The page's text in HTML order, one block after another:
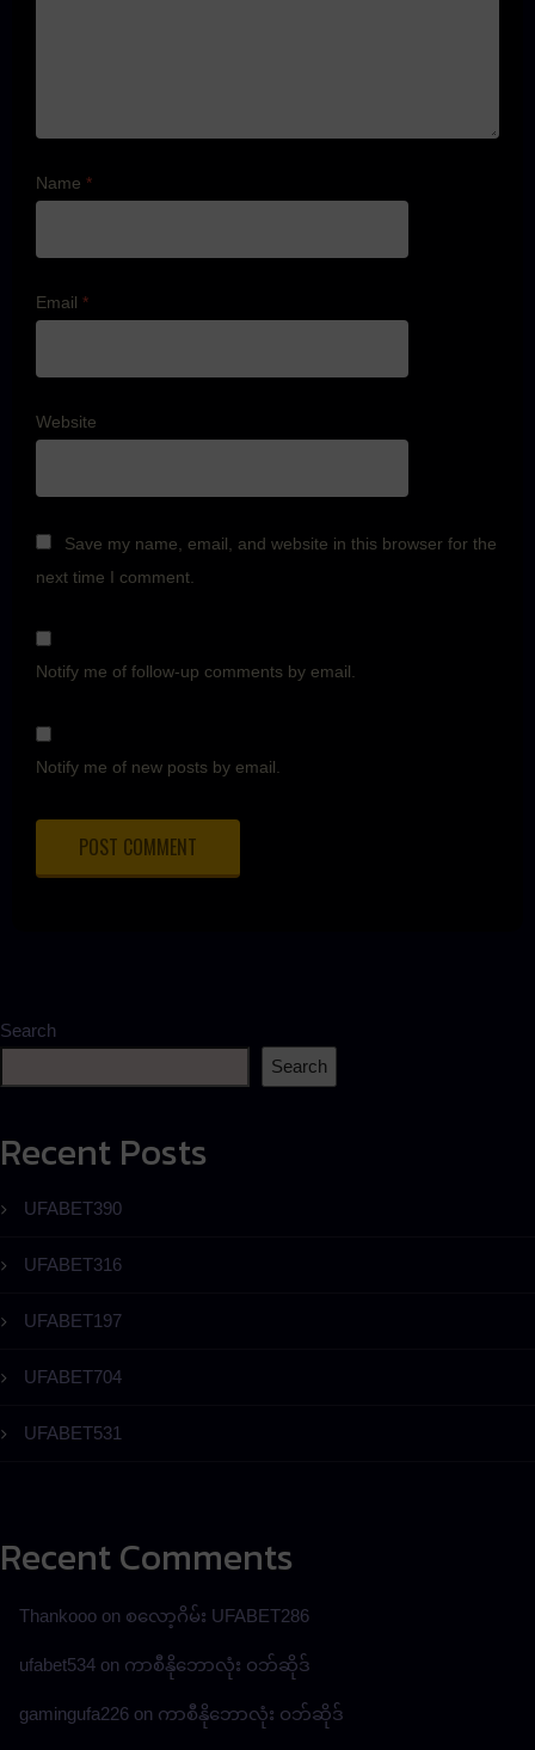
Name *
Email *
Website
Save my name, email, and website in this browser for the
next time I comment.
Notify me of follow-up comments by email.
Notify me of new posts by email.
Search
Search
Recent Posts
UFABET390
UFABET316
UFABET197
UFABET704
UFABET531
Recent Comments
Thankooo on စလော့ဂိမ်း UFABET286
ufabet534 on ကာစီနိုဘောလုံး ဝဘ်ဆိုဒ်
gamingufa226 on ကာစီနိုဘောလုံး ဝဘ်ဆိုဒ်